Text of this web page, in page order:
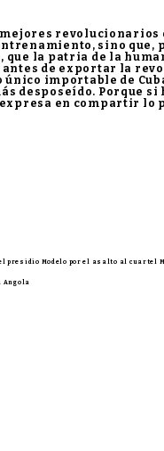
revolucionarios
sino que,
la patria de la
de exportar la
importable de
desposeído. Porque si
en compartir lo
presidio Modelo por el asalto al cuartel
Angola